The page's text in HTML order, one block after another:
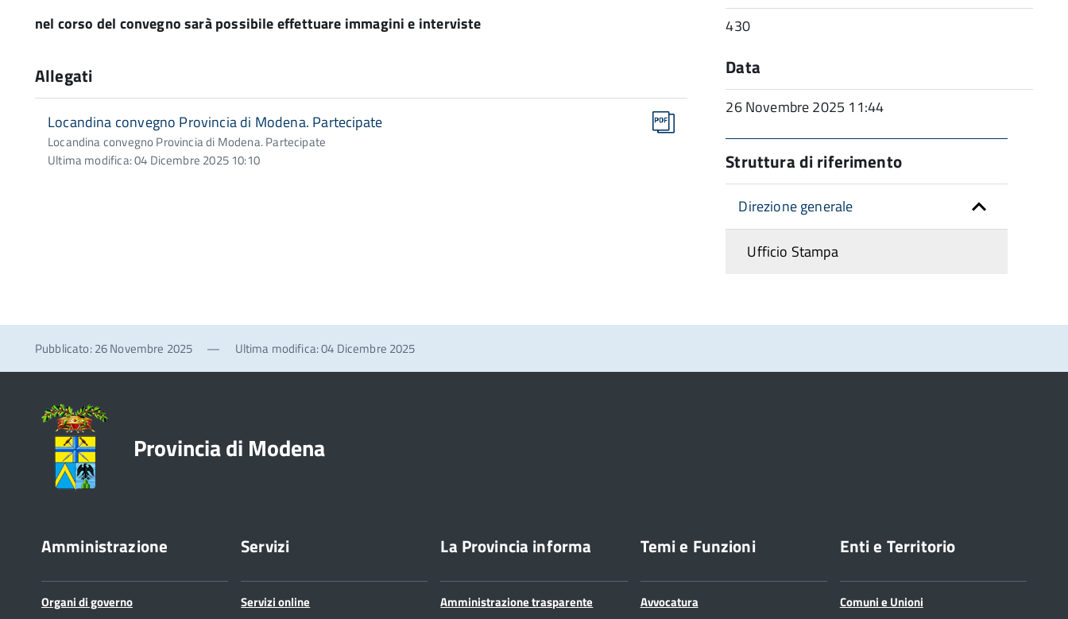
nel corso del convegno sarà possibile effettuare immagini e interviste
Allegati
Locandina convegno Provincia di Modena. Partecipate
Locandina convegno Provincia di Modena. Partecipate
Ultima modifica: 04 Dicembre 2025 10:10
430
Data
26 Novembre 2025 11:44
Struttura di riferimento
Direzione generale
Ufficio Stampa
Pubblicato: 26 Novembre 2025 — Ultima modifica: 04 Dicembre 2025
Provincia di Modena
Amministrazione
Organi di governo
Servizi
Servizi online
La Provincia informa
Amministrazione trasparente
Temi e Funzioni
Avvocatura
Enti e Territorio
Comuni e Unioni